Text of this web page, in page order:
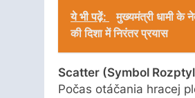
ये भी पढ़ें:
मुख्यमंत्री धामी के
की दिशा में निरंतर प्रयास
Scatter (Symbol
Počas otáčania hracej